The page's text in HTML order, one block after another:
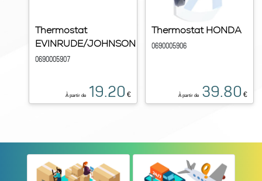
Thermostat
EVINRUDE/JOHNSON
0690005907
À partir de 19.20 €
Thermostat HONDA
0690005906
À partir de 39.80 €